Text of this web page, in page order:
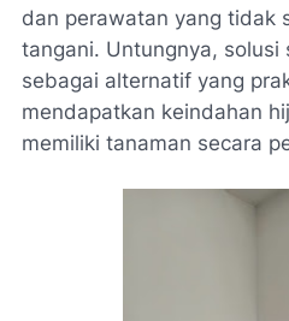
dan perawatan yang tidak
tangani. Untungnya,
sebagai alternatif yang
mendapatkan keindahan
memiliki tanaman secara